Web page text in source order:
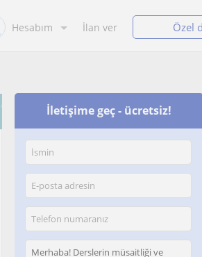
Hesabım İlan ver Özel
İletişime geç - ücretsiz!